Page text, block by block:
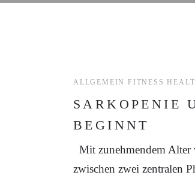
ALLGEMEIN FITNESS
SARKOPENIE
BEGINNT
Mit zunehmendem Alter
zwischen zwei zentralen